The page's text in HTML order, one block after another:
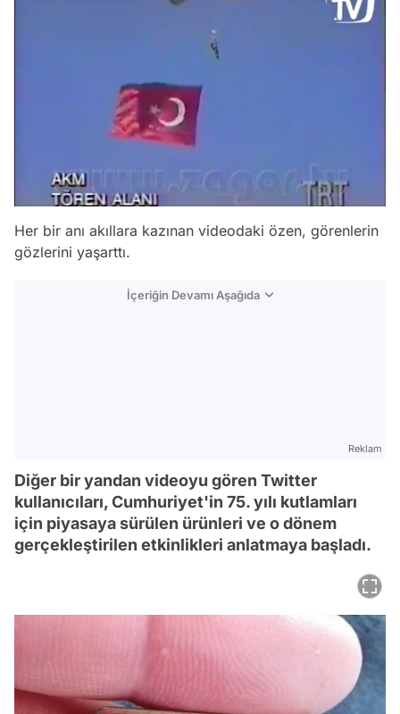
Her bir anı akıllara kazınan videodaki özen, görenlerin
gözlerini yaşarttı.
İçeriğin Devamı Aşağıda
Reklam
Diğer bir yandan videoyu gören Twitter
kullanıcıları, Cumhuriyet'in 75. yılı kutlamları
için piyasaya sürülen ürünleri ve o dönem
gerçekleştirilen etkinlikleri anlatmaya başladı.